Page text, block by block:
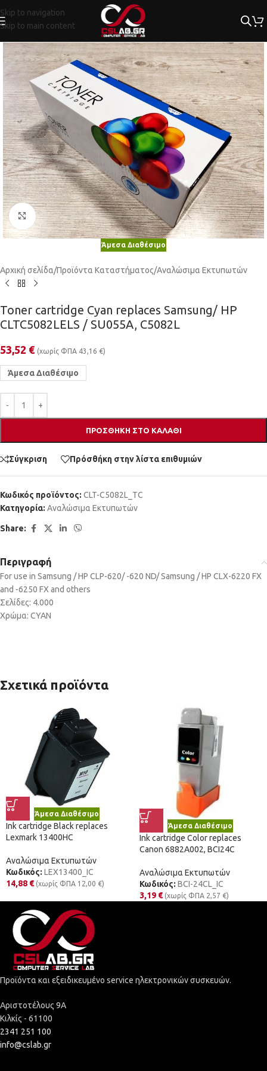
Skip to navigation
Skip to main content
Κλικ για μεγέθυνση
Άμεσα Διαθέσιμο
Αρχική σελίδα/Προϊόντα Καταστήματος/Αναλώσιμα Εκτυπωτών
Toner cartridge Cyan replaces Samsung/ HP
CLTC5082LELS / SU055A, C5082L
53,52 € (χωρίς ΦΠΑ 43,16 €)
Άμεσα Διαθέσιμο
ΠΡΟΣΘΉΚΗ ΣΤΟ ΚΑΛΆΘΙ
Σύγκριση Πρόσθήκη στην λίστα επιθυμιών
Κωδικός προϊόντος: CLT-C5082L_TC
Κατηγορία: Αναλώσιμα Εκτυπωτών
Share:
Περιγραφή
For use in Samsung / HP CLP-620/ -620 ND/ Samsung / HP CLX-6220 FX
and -6250 FX and others
Σελίδες: 4.000
Χρώμα: CYAN
Σχετικά προϊόντα
Άμεσα Διαθέσιμο
Ink cartridge Black replaces
Lexmark 13400HC
Αναλώσιμα Εκτυπωτών
Κωδικός: LEX13400_IC
14,88 € (χωρίς ΦΠΑ 12,00 €)
Άμεσα Διαθέσιμο
Ink cartridge Color replaces
Canon 6882A002, BCI24C
Αναλώσιμα Εκτυπωτών
Κωδικός: BCI-24CL_IC
3,19 € (χωρίς ΦΠΑ 2,57 €)
Προϊόντα και εξειδικευμένο service ηλεκτρονικών συσκευών.
Αριστοτέλους 9Α
Κιλκίς - 61100
2341 251 100
info@cslab.gr